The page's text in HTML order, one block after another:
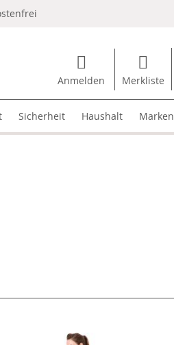
Anmelden Merkliste
Sicherheit Haushalt Marken